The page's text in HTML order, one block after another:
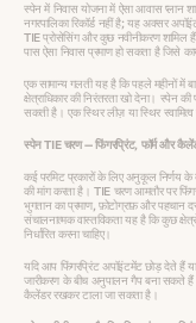
स्पेन में निवास योजना में ऐसा आवास प्लान
नगरपालिका रिकॉर्ड नहीं है; यह अक्सर
TIE प्रोसेसिंग और कुछ नवीनीकरण
पास ऐसा निवास प्रमाण हो सकता है जिसे
एक सामान्य गलती यह है कि पहले महीनों में
क्षेत्राधिकार की निरंतरता खो देना। स्पेन
सकती है। एक स्थिर लीज़ या स्थिर
स्पेन TIE चरण — फिंगरप्रिंट, फॉर्म और
कई परमिट प्रकारों के लिए अनुकूल निर्णय के
की मांग करता है। TIE चरण आमतौर पर
भुगतान का प्रमाण, फ़ोटोग्राफ़ और पहचान
संचालनात्मक वास्तविकता यह है कि कुछ
निर्धारित करना चाहिए।
यदि आप फिंगरप्रिंट अपॉइंटमेंट छोड़ देते
जारीकरण के बीच अनुपालन गैप बना सकते
कैलेंडर रखकर टाला जा सकता है।